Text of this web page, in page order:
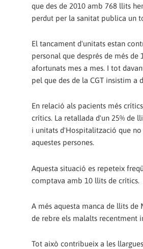
que des de 2010 amb 768 llits
perdut per la sanitat publica un
El tancament d'unitats estan
personal que després de més
afortunats mes a mes. I tot
pel que des de la CGT insistim
En relació als pacients més
crítics. La retallada d'un 25% de
i unitats d'Hospitalització que
aquestes persones.
Aquesta situació es repeteix
comptava amb 10 llits de crítics.
A més aquesta manca de llits
de rebre els malalts recentment
Tot això contribueix a les